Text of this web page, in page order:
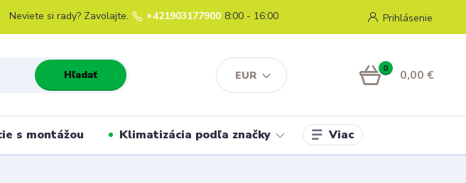
EUR
Prihlásenie
Hľadať
Neviete si rady? Zavolajte. +421903177900 8:00 - 16:00
0 0,00 €
s montážou Klimatizácia podľa značky Viac